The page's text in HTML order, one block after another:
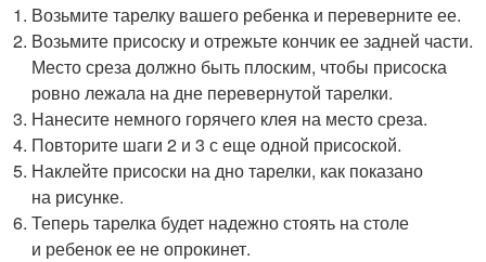
Возьмите тарелку вашего ребенка и переверните ее.
Возьмите присоску и отрежьте кончик ее задней части.
Место среза должно быть плоским, чтобы присоска
ровно лежала на дне перевернутой тарелки.
Нанесите немного горячего клея на место среза.
Повторите шаги 2 и 3 с еще одной присоской.
Наклейте присоски на дно тарелки, как показано
на рисунке.
Теперь тарелка будет надежно стоять на столе
и ребенок ее не опрокинет.